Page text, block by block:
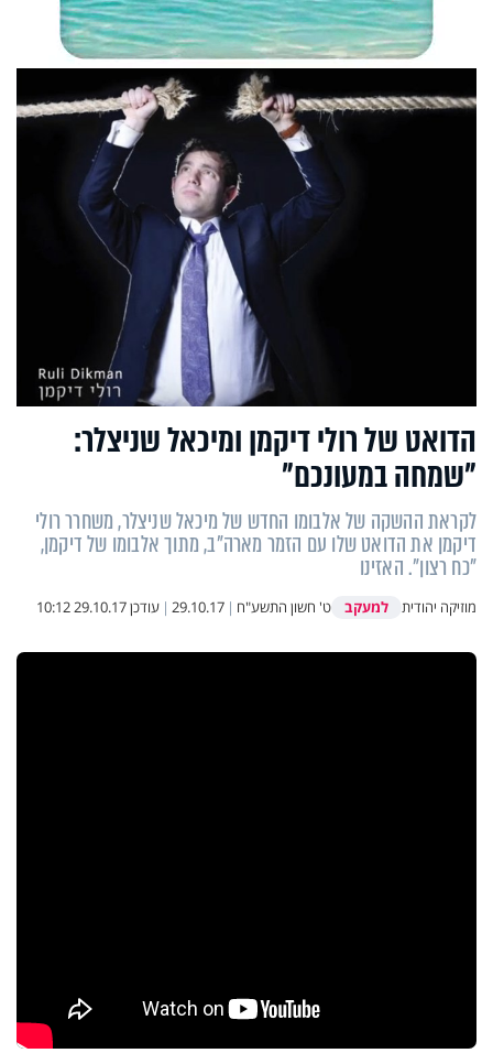
הדואט של רולי דיקמן ומיכאל שניצלר:
"שמחה במעונכם"
לקראת ההשקה של אלבומו החדש של מיכאל שניצלר, משחרר רולי
דיקמן את הדואט שלו עם הזמר מארה"ב, מתוך אלבומו של דיקמן,
"כח רצון". האזינו
מוזיקה יהודית למעקב ט' חשון התשע"ח |
29.10.17
| עודכן29.10.17 10:12